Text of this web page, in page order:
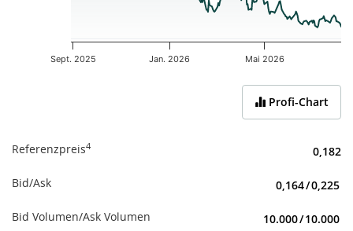
Sept. 2025 Jan. 2026 Mai 2026
Profi-Chart
Referenzpreis4 0,182
Bid/Ask 0,164/0,225
Bid Volumen/Ask Volumen 10.000/10.000